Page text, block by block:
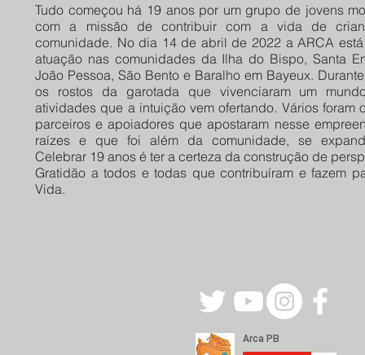
Tudo começou há 19 anos por um grupo de jovens
com a missão de contribuir com a vida de
comunidade. No dia 14 de abril de 2022 a ARCA
atuação nas comunidades da Ilha do Bispo, Santa
João Pessoa, São Bento e Baralho em Bayeux.
os rostos da garotada que vivenciaram um
atividades que a intuição vem ofertando. Vários foram
parceiros e apoiadores que apostaram nesse
raízes e que foi além da comunidade, se
Celebrar 19 anos é ter a certeza da construção de
Gratidão a todos e todas que contribuíram e fazem
Vida.